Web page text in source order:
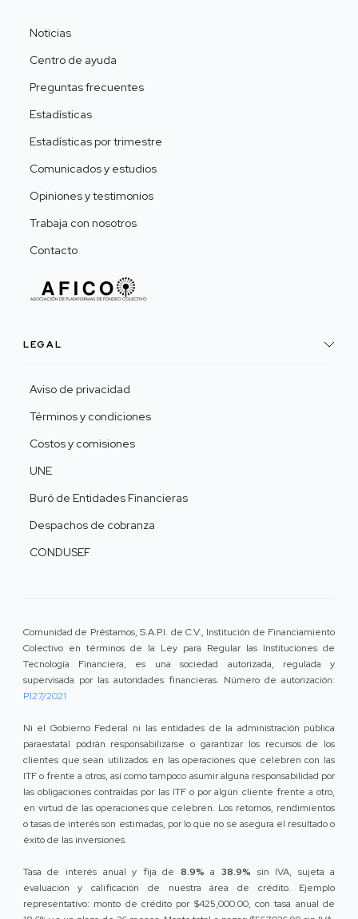
Noticias
Centro de ayuda
Preguntas frecuentes
Estadísticas
Estadísticas por trimestre
Comunicados y estudios
Opiniones y testimonios
Trabaja con nosotros
Contacto
LEGAL
Aviso de privacidad
Términos y condiciones
Costos y comisiones
UNE
Buró de Entidades Financieras
Despachos de cobranza
CONDUSEF
Comunidad de Préstamos, S.A.P.I. de C.V., Institución de Financiamiento
Colectivo en términos de la Ley para Regular las Instituciones de
Tecnología Financiera, es una sociedad autorizada, regulada y
supervisada por las autoridades financieras. Número de autorización:
P127/2021
Ni el Gobierno Federal ni las entidades de la administración pública
paraestatal podrán responsabilizarse o garantizar los recursos de los
clientes que sean utilizados en las operaciones que celebren con las
ITF o frente a otros, así como tampoco asumir alguna responsabilidad por
las obligaciones contraídas por las ITF o por algún cliente frente a otro,
en virtud de las operaciones que celebren. Los retornos, rendimientos
o tasas de interés son estimadas, por lo que no se asegura el resultado o
éxito de las inversiones.
Tasa de interés anual y fija de 8.9% a 38.9% sin IVA, sujeta a
evaluación y calificación de nuestra área de crédito. Ejemplo
representativo: monto de crédito por $425,000.00, con tasa anual de